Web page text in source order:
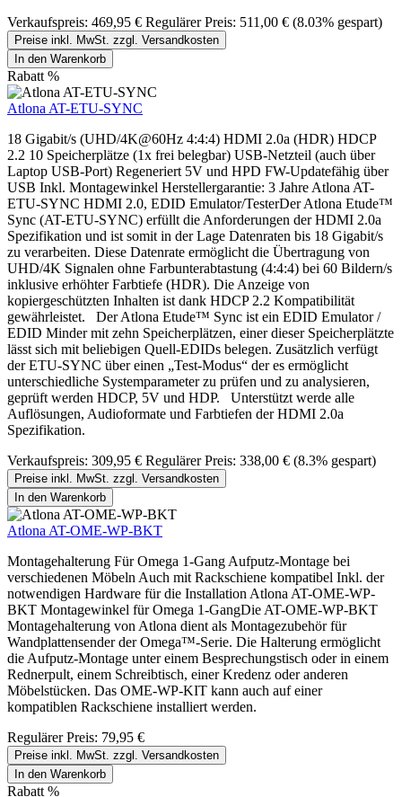
Verkaufspreis: 469,95 € Regulärer Preis: 511,00 € (8.03% gespart)
Preise inkl. MwSt. zzgl. Versandkosten
In den Warenkorb
Rabatt %
Atlona AT-ETU-SYNC
18 Gigabit/s (UHD/4K@60Hz 4:4:4) HDMI 2.0a (HDR) HDCP
2.2 10 Speicherplätze (1x frei belegbar) USB-Netzteil (auch über
Laptop USB-Port) Regeneriert 5V und HPD FW-Updatefähig über
USB Inkl. Montagewinkel Herstellergarantie: 3 Jahre Atlona AT-
ETU-SYNC HDMI 2.0, EDID Emulator/TesterDer Atlona Etude™
Sync (AT-ETU-SYNC) erfüllt die Anforderungen der HDMI 2.0a
Spezifikation und ist somit in der Lage Datenraten bis 18 Gigabit/s
zu verarbeiten. Diese Datenrate ermöglicht die Übertragung von
UHD/4K Signalen ohne Farbunterabtastung (4:4:4) bei 60 Bildern/s
inklusive erhöhter Farbtiefe (HDR). Die Anzeige von
kopiergeschützten Inhalten ist dank HDCP 2.2 Kompatibilität
gewährleistet. Der Atlona Etude™ Sync ist ein EDID Emulator /
EDID Minder mit zehn Speicherplätzen, einer dieser Speicherplätzte
lässt sich mit beliebigen Quell-EDIDs belegen. Zusätzlich verfügt
der ETU-SYNC über einen „Test-Modus“ der es ermöglicht
unterschiedliche Systemparameter zu prüfen und zu analysieren,
geprüft werden HDCP, 5V und HDP. Unterstützt werde alle
Auflösungen, Audioformate und Farbtiefen der HDMI 2.0a
Spezifikation.
Verkaufspreis: 309,95 € Regulärer Preis: 338,00 € (8.3% gespart)
Preise inkl. MwSt. zzgl. Versandkosten
In den Warenkorb
Atlona AT-OME-WP-BKT
Montagehalterung Für Omega 1-Gang Aufputz-Montage bei
verschiedenen Möbeln Auch mit Rackschiene kompatibel Inkl. der
notwendigen Hardware für die Installation Atlona AT-OME-WP-
BKT Montagewinkel für Omega 1-GangDie AT-OME-WP-BKT
Montagehalterung von Atlona dient als Montagezubehör für
Wandplattensender der Omega™-Serie. Die Halterung ermöglicht
die Aufputz-Montage unter einem Besprechungstisch oder in einem
Rednerpult, einem Schreibtisch, einer Kredenz oder anderen
Möbelstücken. Das OME-WP-KIT kann auch auf einer
kompatiblen Rackschiene installiert werden.
Regulärer Preis: 79,95 €
Preise inkl. MwSt. zzgl. Versandkosten
In den Warenkorb
Rabatt %